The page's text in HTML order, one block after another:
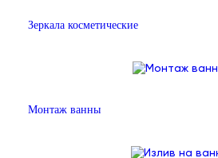
Зеркала косметические
Монтаж ванны